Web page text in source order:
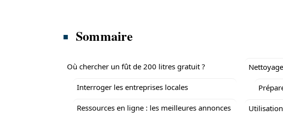
Sommaire
Où chercher un fût de 200 litres gratuit ?
Interroger les entreprises locales
Ressources en ligne : les meilleures annonces